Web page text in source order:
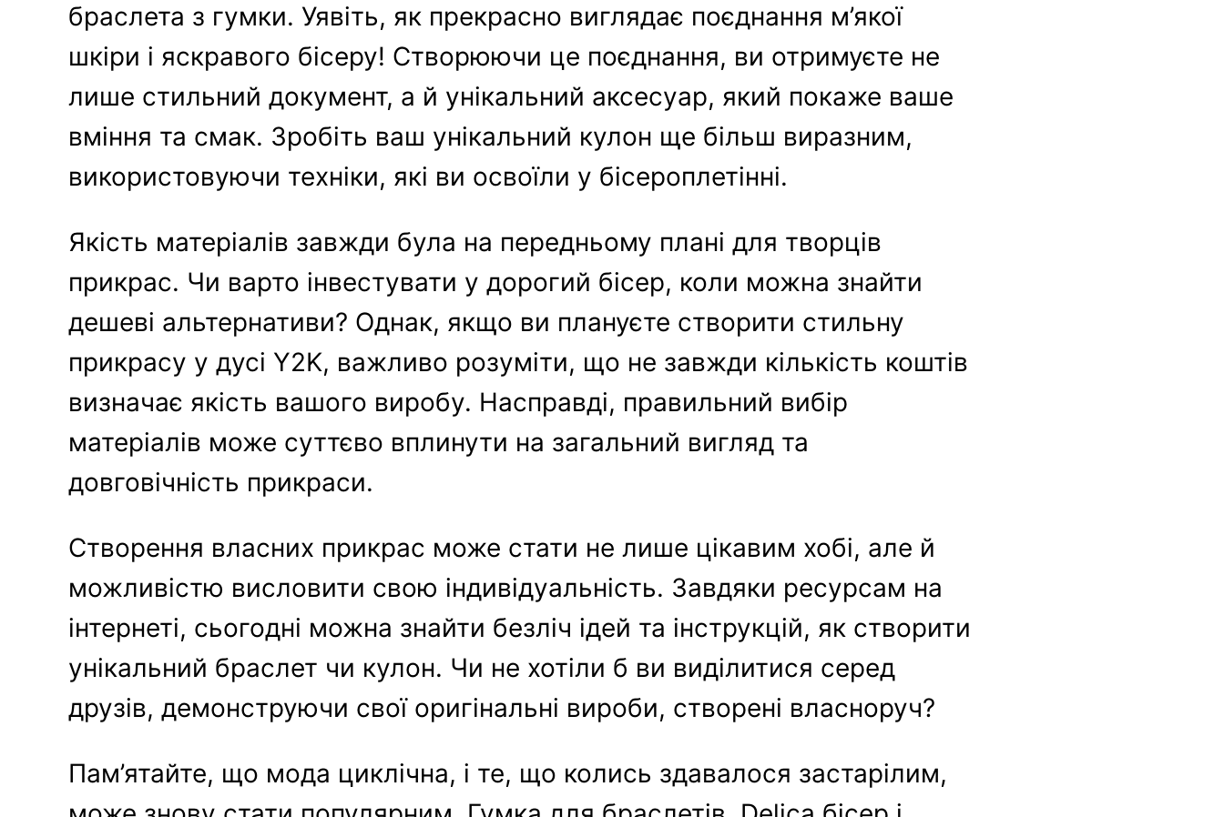
браслета з гумки. Уявіть, як прекрасно виглядає поєднання м’якої
шкіри і яскравого бісеру! Створюючи це поєднання, ви отримуєте не
лише стильний документ, а й унікальний аксесуар, який покаже ваше
вміння та смак. Зробіть ваш унікальний кулон ще більш виразним,
використовуючи техніки, які ви освоїли у бісероплетінні.
Якість матеріалів завжди була на передньому плані для творців
прикрас. Чи варто інвестувати у дорогий бісер, коли можна знайти
дешеві альтернативи? Однак, якщо ви плануєте створити стильну
прикрасу у дусі Y2K, важливо розуміти, що не завжди кількість коштів
визначає якість вашого виробу. Насправді, правильний вибір
матеріалів може суттєво вплинути на загальний вигляд та
довговічність прикраси.
Створення власних прикрас може стати не лише цікавим хобі, але й
можливістю висловити свою індивідуальність. Завдяки ресурсам на
інтернеті, сьогодні можна знайти безліч ідей та інструкцій, як створити
унікальний браслет чи кулон. Чи не хотіли б ви виділитися серед
друзів, демонструючи свої оригінальні вироби, створені власноруч?
Пам’ятайте, що мода циклічна, і те, що колись здавалося застарілим,